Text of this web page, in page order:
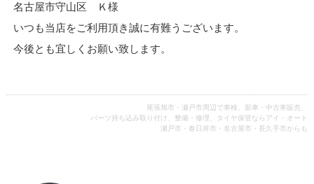
名古屋市守山区 Ｋ様
いつも当店をご利用頂き誠に有難うございます。
今後とも宜しくお願い致します。
尾張旭市・瀬戸市周辺で車検、新車・中古車販売、
パーツ持ち込み取り付け、整備・修理、タイヤ保管ならアイ・オート
瀬戸市・春日井市・名古屋市・長久手市からも